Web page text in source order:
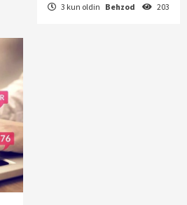
3 kun oldin Behzod 203